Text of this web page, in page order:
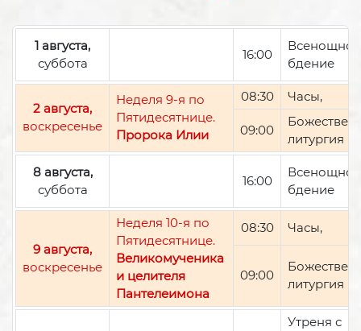
1 августа,
суббота
16:00
Всенощное
бдение
2 августа,
воскресенье
Неделя 9-я по
Пятидесятнице.
Пророка Илии
08:30 Часы,
09:00
литургия
8 августа,
суббота
16:00
Всенощное
бдение
9 августа,
воскресенье
Неделя 10-я по
Пятидесятнице.
Великомученика
и целителя
Пантелеимона
08:30 Часы,
09:00
литургия
Утреня с